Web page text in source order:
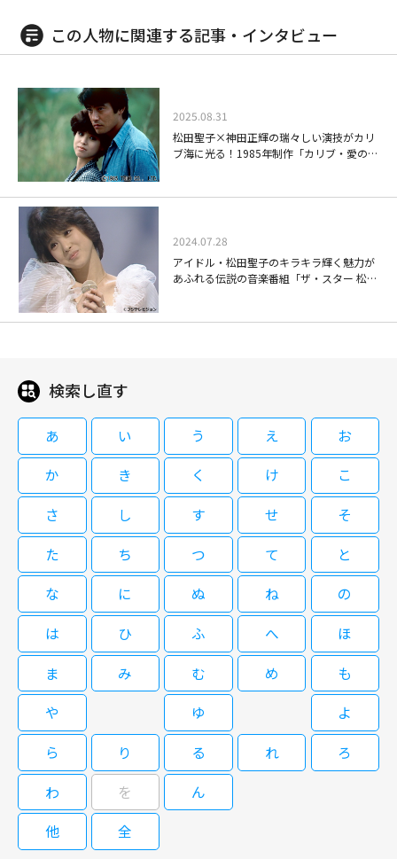
1983年にフジテレビで放送された、30分まるごと松田聖子だけが出演する
伝説の音楽番組。オリジナル放送版全5話をお送りします。
ば・・・聖子＃2
08/16(日)19:30～20:00
1983年にフジテレビで放送された、30分まるごと松田聖子だけが出演する
伝説の音楽番組。オリジナル放送版全5話をお送りします。
ば・・・聖子＃3
08/16(日)20:00～20:30
1983年にフジテレビで放送された、30分まるごと松田聖子だけが出演する
伝説の音楽番組。オリジナル放送版全5話をお送りします。
ザ・スター 松田聖子 振り向け
ば・・・聖子＃4
1983年にフジテレビで放送された、30分まるごと松田聖子だけが出演する
伝説の音楽番組。オリジナル放送版全5話をお送りします。
この人物に関連する記事・インタビュー
2025.08.31
松田聖子×神田正輝の瑞々しい演技がカリ
ブ海に光る！1985年制作「カリブ・愛のシ
2024.07.28
アイドル・松田聖子のキラキラ輝く魅力が
あふれる伝説の音楽番組「ザ・スター 松田
検索し直す
あ い う え
お
か
き く け
こ
さ
し す せ
そ
た
ち つ て
と
な
に ぬ ね
の
は
ひ ふ へ
ほ
ま
み む め
も
や
ゆ
よ
ら
り る れ
ろ
わ
を
ん
他
全